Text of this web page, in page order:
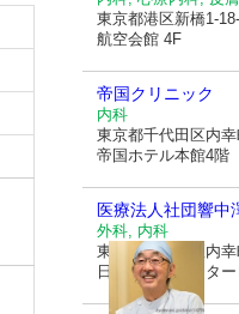
東京都港区新橋1-
航空会館 4F
帝国クリニック
内科
東京都千代田区内
帝国ホテル本館4階
医療法人社団響中
外科, 内科
東京都千代田区内
日本プレスセンタ